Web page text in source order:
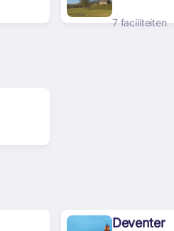
7 faciliteiten
Deventer